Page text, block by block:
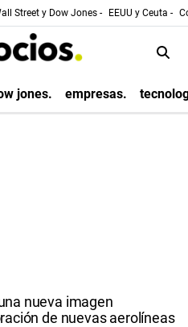
Street y Dow Jones - EEUU y Ceuta -
jones. empresas.
nueva imagen
de nuevas aerolíneas